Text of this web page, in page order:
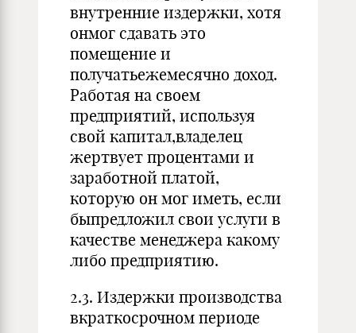
внутренние издержки, хотя
онмог сдавать это
помещение и
получатьежемесячно доход.
Работая на своем
предприятий, используя
свой капитал,владелец
жертвует процентами и
заработной платой,
которую он мог иметь, если
быпредложил свои услуги в
качестве менеджера какому
либо предприятию.
2.3. Издержки производства
вкраткосрочном периоде